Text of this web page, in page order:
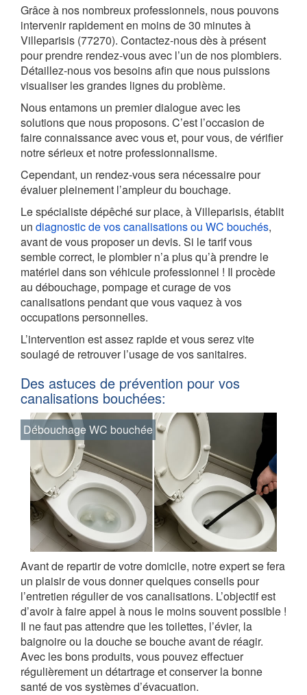
Grâce à nos nombreux professionnels, nous pouvons
intervenir rapidement en moins de 30 minutes à
Villeparisis (77270). Contactez-nous dès à présent
pour prendre rendez-vous avec l’un de nos plombiers.
Détaillez-nous vos besoins afin que nous puissions
visualiser les grandes lignes du problème.
Nous entamons un premier dialogue avec les
solutions que nous proposons. C’est l’occasion de
faire connaissance avec vous et, pour vous, de vérifier
notre sérieux et notre professionnalisme.
Cependant, un rendez-vous sera nécessaire pour
évaluer pleinement l’ampleur du bouchage.
Le spécialiste dépêché sur place, à Villeparisis, établit
un diagnostic de vos canalisations ou WC bouchés,
avant de vous proposer un devis. Si le tarif vous
semble correct, le plombier n’a plus qu’à prendre le
matériel dans son véhicule professionnel ! Il procède
au débouchage, pompage et curage de vos
canalisations pendant que vous vaquez à vos
occupations personnelles.
L’intervention est assez rapide et vous serez vite
soulagé de retrouver l’usage de vos sanitaires.
Des astuces de prévention pour vos
canalisations bouchées:
Débouchage WC bouchée
Avant de repartir de votre domicile, notre expert se fera
un plaisir de vous donner quelques conseils pour
l’entretien régulier de vos canalisations. L’objectif est
d’avoir à faire appel à nous le moins souvent possible !
Il ne faut pas attendre que les toilettes, l’évier, la
baignoire ou la douche se bouche avant de réagir.
Avec les bons produits, vous pouvez effectuer
régulièrement un détartrage et conserver la bonne
santé de vos systèmes d’évacuation.